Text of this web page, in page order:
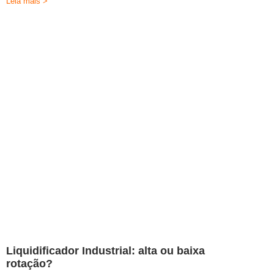
Liquidificador Industrial: alta ou baixa
rotação?